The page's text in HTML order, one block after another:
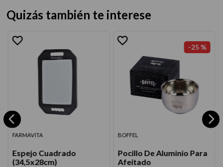
Quizás también te interese
FARMAVITA
Espejo Cuadrado
(34,5x28cm)
-25 %
BOFFEL
Pocillo De Aluminio Para
Afeitado